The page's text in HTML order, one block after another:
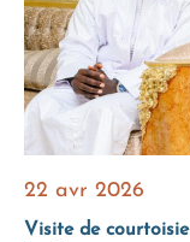
22 avr 2026
Visite de